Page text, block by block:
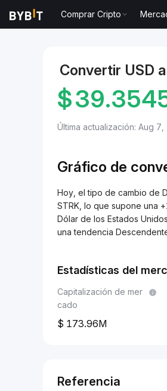
Comprar Cripto
Convertir USD
$
Última actualización: Aug
Gráfico de
Hoy, el tipo de cambio de
STRK, lo que supone una
Dólar de los Estados
una tendencia
Estadísticas del
Capitalización de mer
cado
173.96M
Referencia